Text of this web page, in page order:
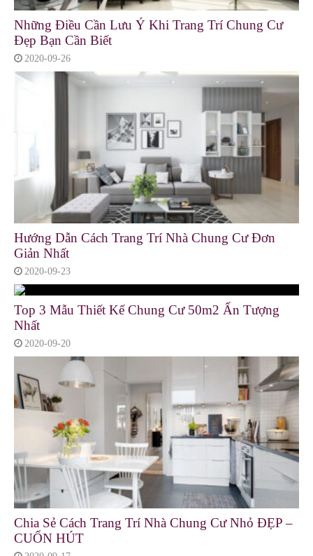
Những Điều Cần Lưu Ý Khi Trang Trí Chung Cư
Đẹp Bạn Cần Biết
2020-09-26
Hướng Dẫn Cách Trang Trí Nhà Chung Cư Đơn
Giản Nhất
2020-09-23
Top 3 Mẫu Thiết Kế Chung Cư 50m2 Ấn Tượng
Nhất
2020-09-20
Chia Sẻ Cách Trang Trí Nhà Chung Cư Nhỏ ĐẸP –
CUỐN HÚT